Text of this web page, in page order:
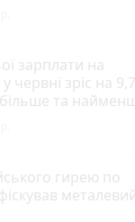
зарплати на
червні зріс на
та
гирею по